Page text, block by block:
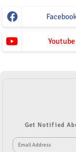
Youtube
Get Notified